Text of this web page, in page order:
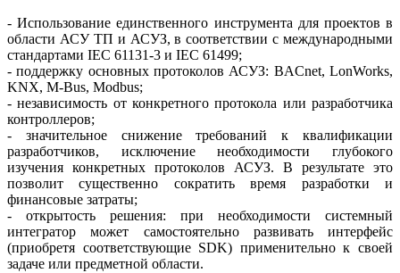
- Использование единственного инструмента для проектов в
области АСУ ТП и АСУЗ, в соответствии с международными
стандартами IEC 61131-3 и IEC 61499;
- поддержку основных протоколов АСУЗ: BACnet, LonWorks,
KNX, M‑Bus, Modbus;
- независимость от конкретного протокола или разработчика
контроллеров;
- значительное снижение требований к квалификации
разработчиков, исключение необходимости глубокого
изучения конкретных протоколов АСУЗ. В результате это
позволит существенно сократить время разработки и
финансовые затраты;
- открытость решения: при необходимости системный
интегратор может самостоятельно развивать интерфейс
(приобретя соответствующие SDK) применительно к своей
задаче или предметной области.